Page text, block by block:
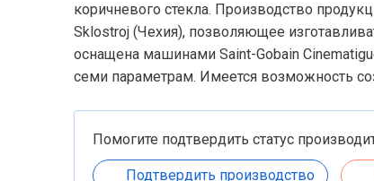
коричневого стекла. Производство
Sklostroj (Чехия), позволяющее
оснащена машинами Saint-Gobain
семи параметрам. Имеется возможность
Помогите подтвердить статус
Подтвердить производство